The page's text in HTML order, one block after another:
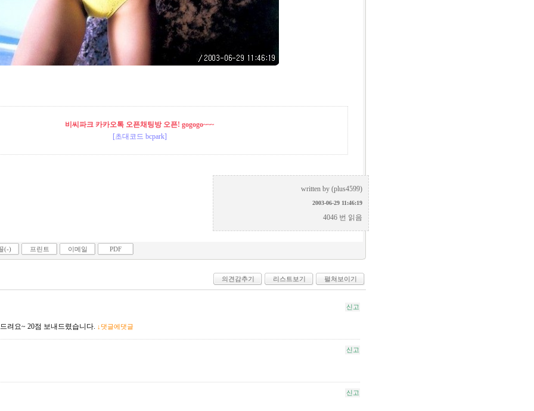
비씨파크 카카오톡 오픈채팅방 오픈! gogogo~~~
[초대코드 bcpark]
written by (plus4599)
2003-06-29 11:46:19
4046 번 읽음
(-) 프린트 이메일 PDF
의견감추기 리스트보기 펼쳐보이기
신고
려요~ 20점 보내드렸습니다. ↓댓글에댓글
신고
신고